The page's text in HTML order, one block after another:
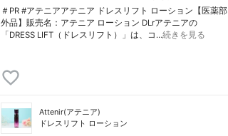
＃PR #アテニアアテニア ドレスリフト ローション【医薬部
外品】販売名：アテニア ローション DLrアテニアの
「DRESS LIFT（ドレスリフト）」は、コ…続きを見る
Attenir(アテニア)
ドレスリフト ローション